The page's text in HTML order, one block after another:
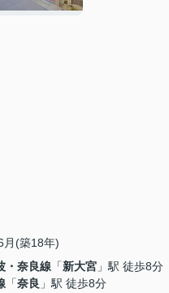
月(築18年)
・奈良線 「新大宮 」駅 徒歩8分
「奈良 」駅 徒歩8分